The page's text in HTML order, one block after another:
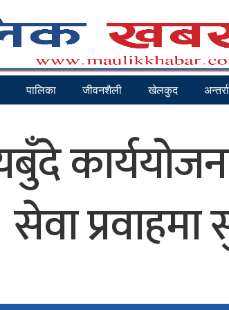
पालिका जीवनशैली खेलकुद
सेवा प्रवाहमा